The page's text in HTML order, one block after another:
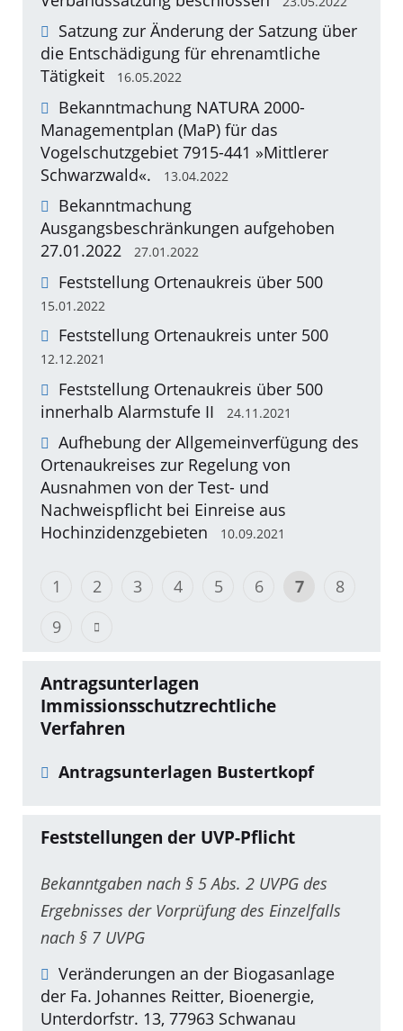
Satzung zur Änderung der Satzung über
die Entschädigung für ehrenamtliche
Tätigkeit
16.05.2022
Bekanntmachung NATURA 2000-
Managementplan (MaP) für das
Vogelschutzgebiet 7915-441 »Mittlerer
Schwarzwald«.
13.04.2022
Bekanntmachung
Ausgangsbeschränkungen aufgehoben
27.01.2022
27.01.2022
Feststellung Ortenaukreis über 500
15.01.2022
Feststellung Ortenaukreis unter 500
12.12.2021
Feststellung Ortenaukreis über 500
innerhalb Alarmstufe II
24.11.2021
Aufhebung der Allgemeinverfügung des
Ortenaukreises zur Regelung von
Ausnahmen von der Test- und
Nachweispflicht bei Einreise aus
Hochinzidenzgebieten
10.09.2021
1 2 3 4 5 6 7
8
9
Antragsunterlagen
Immissionsschutzrechtliche
Verfahren
Antragsunterlagen Bustertkopf
Feststellungen der UVP-Pflicht
Bekanntgaben nach § 5 Abs. 2 UVPG des
Ergebnisses der Vorprüfung des Einzelfalls
nach § 7 UVPG
Veränderungen an der Biogasanlage
der Fa. Johannes Reitter, Bioenergie,
Unterdorfstr. 13, 77963 Schwanau